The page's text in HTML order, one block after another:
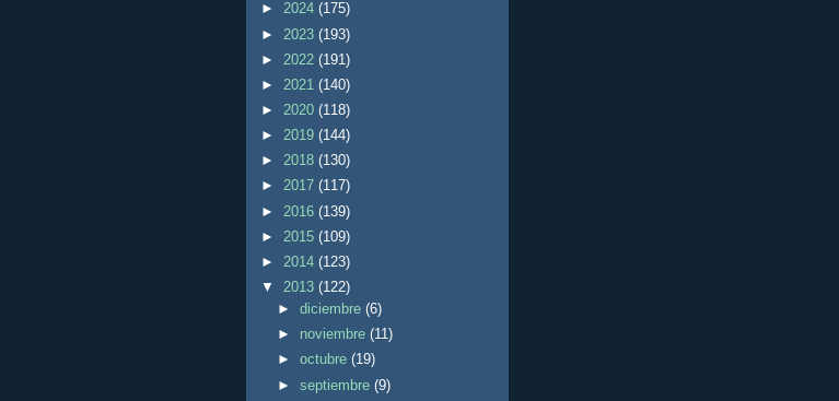
► 2024 (175)
► 2023 (193)
► 2022 (191)
► 2021 (140)
► 2020 (118)
► 2019 (144)
► 2018 (130)
► 2017 (117)
► 2016 (139)
► 2015 (109)
► 2014 (123)
▼ 2013 (122)
►diciembre(6)
► noviembre(11)
►octubre(19)
►septiembre(9)